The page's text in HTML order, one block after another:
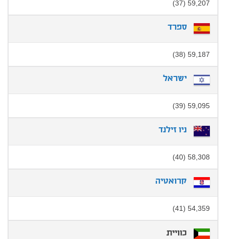
59,207 (37)
ספרד
59,187 (38)
ישראל
59,095 (39)
ניו זילנד
58,308 (40)
קרואטיה
54,359 (41)
כוויית